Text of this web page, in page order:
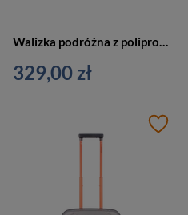
329,00 zł